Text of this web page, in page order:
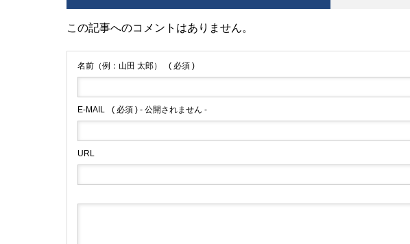
この記事へのコメントはありません。
名前（例：山田 太郎） ( 必須 )
E-MAIL ( 必須 ) - 公開されません -
URL